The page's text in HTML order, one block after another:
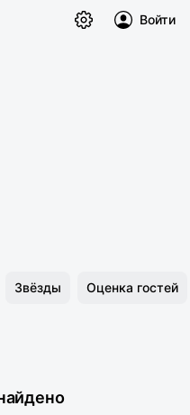
Войти
Звёзды Оценка гостей